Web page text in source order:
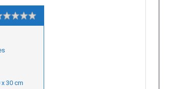
1 star
2 stars
3 stars
4 stars
5 stars
30 cm